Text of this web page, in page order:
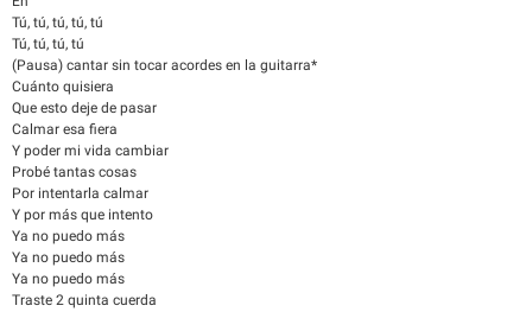
Tú, tú, tú, tú, tú
Tú, tú, tú, tú
(Pausa) cantar sin tocar acordes en la guitarra*
Cuánto quisiera
Que esto deje de pasar
Calmar esa fiera
Y poder mi vida cambiar
Probé tantas cosas
Por intentarla calmar
Y por más que intento
Ya no puedo más
Ya no puedo más
Ya no puedo más
Traste 2 quinta cuerda